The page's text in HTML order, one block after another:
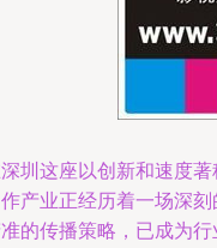
圳这座以创新和速度
产业正经历着一场深
的传播策略，已成为